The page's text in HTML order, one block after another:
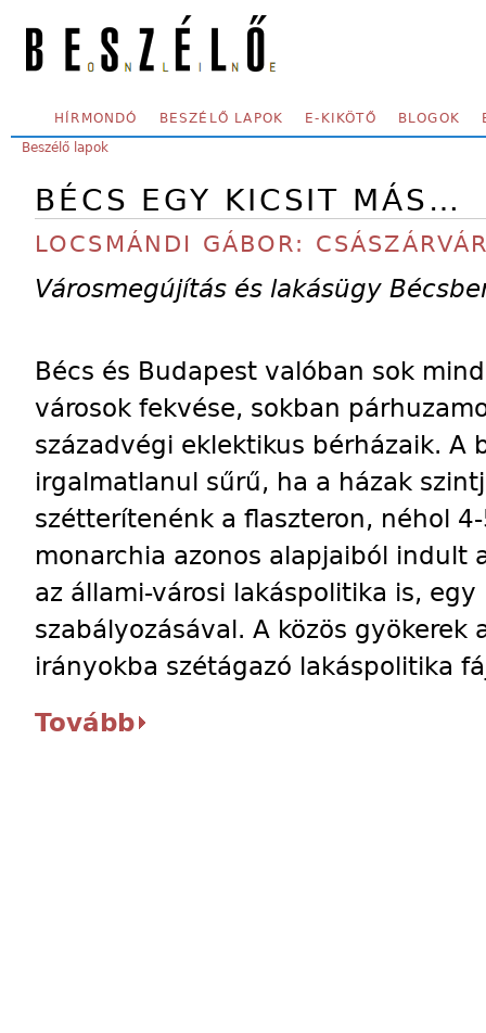
SECONDARY MENU
HÍRMONDÓ BESZÉLŐ LAPOK E-KIKÖTŐ BLOGOK
YOU ARE HERE:
Beszélő lapok
BÉCS EGY KICSIT MÁS…
LOCSMÁNDI GÁBOR:
Városmegújítás és lakásügy
Bécs és Budapest valóban sok
városok fekvése, sokban
századvégi eklektikus bérházaik. A
irgalmatlanul sűrű, ha a házak
szétterítenénk a flaszteron, néhol
monarchia azonos alapjaiból indult
az állami-városi lakáspolitika is,
szabályozásával. A közös gyökerek
irányokba szétágazó lakáspolitika
Tovább